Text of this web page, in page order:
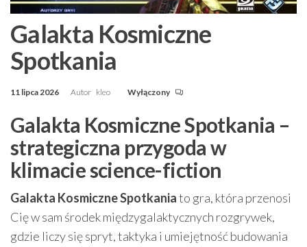
Galakta Kosmiczne
Spotkania
11 lipca 2026 Autor kleo Wyłączony
Galakta Kosmiczne Spotkania –
strategiczna przygoda w
klimacie science-fiction
Galakta Kosmiczne Spotkaniato gra, która przenosi
Cię w sam środek międzygalaktycznych rozgrywek,
gdzie liczy się spryt, taktyka i umiejętność budowania